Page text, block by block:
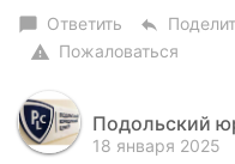
chat_bubble Ответить reply
warning Пожаловаться
Подольский
18 января 2025